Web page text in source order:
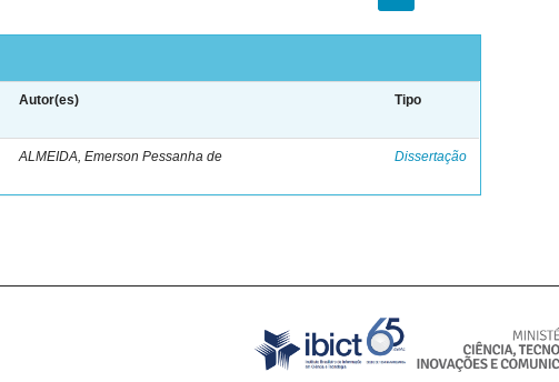
Autor(es) Tipo
ALMEIDA, Emerson Pessanha de Dissertação